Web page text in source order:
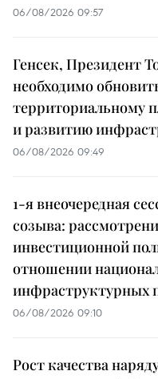
06/08/2026 09:57
Генсек, Президент
необходимо
территориальному
и развитию
06/08/2026 09:49
1-я внеочередная
созыва:
инвестиционной
отношении
инфраструктурных
06/08/2026 09:10
Рост качества